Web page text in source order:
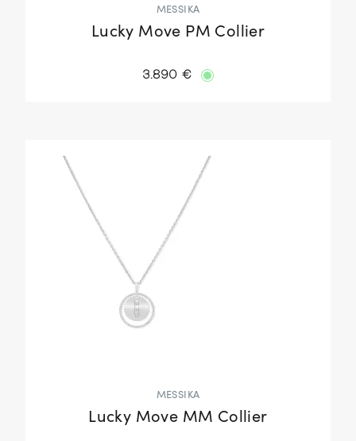
MESSIKA
Lucky Move PM Collier
3.890 €
MESSIKA
Lucky Move MM Collier